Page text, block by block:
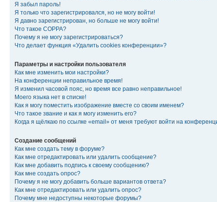
Я забыл пароль!
Я только что зарегистрировался, но не могу войти!
Я давно зарегистрирован, но больше не могу войти!
Что такое COPPA?
Почему я не могу зарегистрироваться?
Что делает функция «Удалить cookies конференции»?
Параметры и настройки пользователя
Как мне изменить мои настройки?
На конференции неправильное время!
Я изменил часовой пояс, но время все равно неправильное!
Моего языка нет в списке!
Как я могу поместить изображение вместе со своим именем?
Что такое звание и как я могу изменить его?
Когда я щёлкаю по ссылке «email» от меня требуют войти на
Создание сообщений
Как мне создать тему в форуме?
Как мне отредактировать или удалить сообщение?
Как мне добавить подпись к своему сообщению?
Как мне создать опрос?
Почему я не могу добавить больше вариантов ответа?
Как мне отредактировать или удалить опрос?
Почему мне недоступны некоторые форумы?